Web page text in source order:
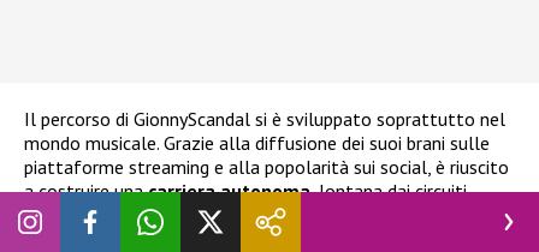
Il percorso di GionnyScandal si è sviluppato soprattutto nel
mondo musicale. Grazie alla diffusione dei suoi brani sulle
piattaforme streaming e alla popolarità sui social, è riuscito
a costruire unacarriera autonoma, lontana dai circuiti
tradizionali ma molto efficace nel contesto digitale. La sua
comunicazione diretta con i fan e la capacità di creare